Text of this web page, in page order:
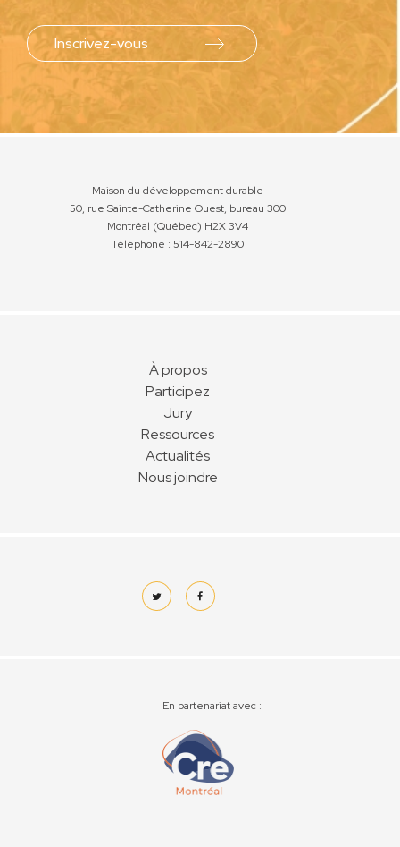
Inscrivez-vous
Maison du développement durable
50, rue Sainte-Catherine Ouest, bureau 300
Montréal (Québec) H2X 3V4
Téléphone : 514-842-2890
À propos
Participez
Jury
Ressources
Actualités
Nous joindre
En partenariat avec :